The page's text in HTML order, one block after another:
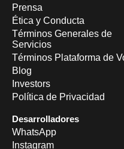
Prensa
Ética y Conducta
Términos Generales de
Servicios
Términos Plataforma de
Blog
Investors
Política de Privacidad
Desarrolladores
WhatsApp
Instagram